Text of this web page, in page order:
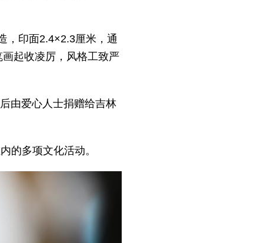
，印面2.4×2.3厘米，通
起收凌厉，风格工致严
由爱心人士捐赠给吉林
的多项文化活动。